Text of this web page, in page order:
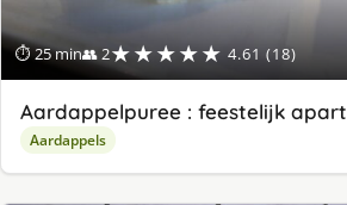
⏱ 25 min👥 2★★★★★ 4.61 (18)
Aardappelpuree : feestelijk apart
Aardappels